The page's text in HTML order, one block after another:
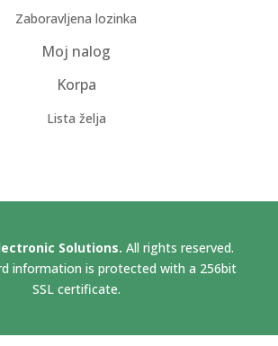
Zaboravljena lozinka
Moj nalog
Korpa
Lista želja
Solutions. All rights reserved.
information is protected with a 256bit
SSL certificate.